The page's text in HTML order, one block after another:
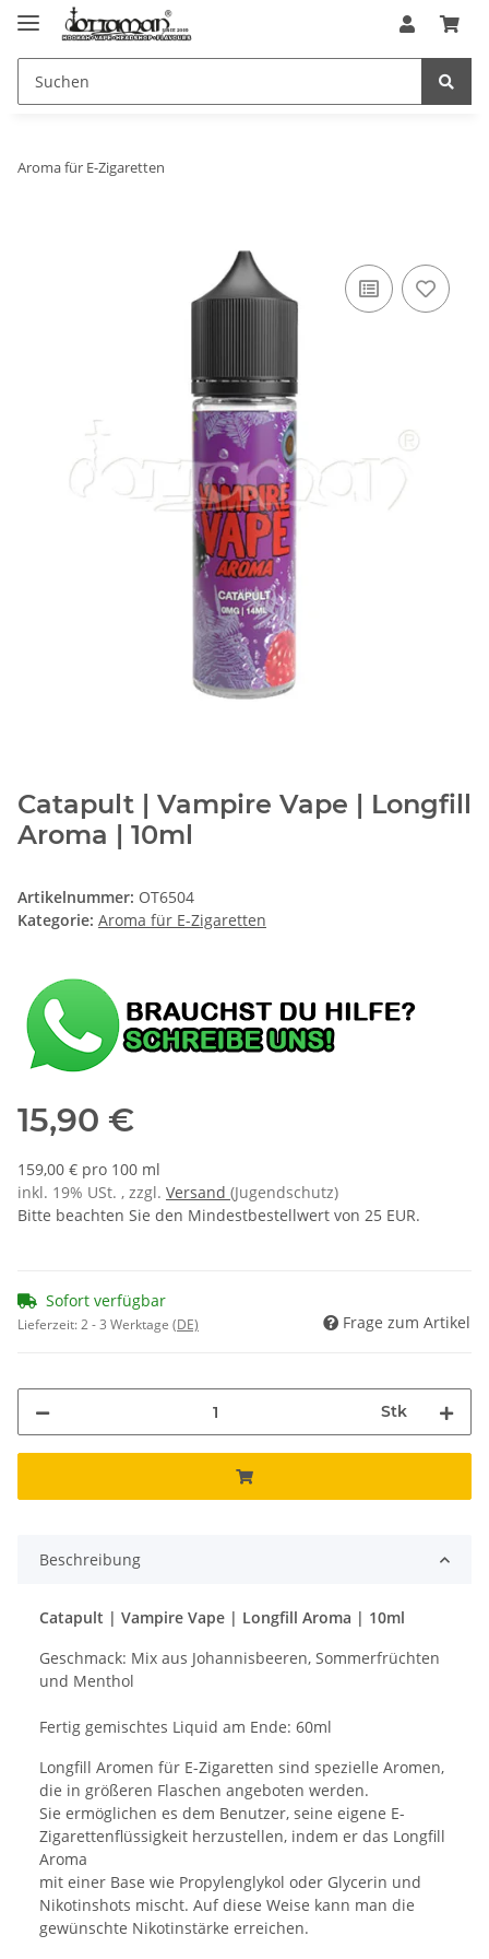
Aroma für E-Zigaretten
Catapult | Vampire Vape | Longfill
Aroma | 10ml
Artikelnummer: OT6504
Kategorie: Aroma für E-Zigaretten
15,90 €
159,00 € pro 100 ml
inkl. 19% USt. , zzgl. Versand (Jugendschutz)
Bitte beachten Sie den Mindestbestellwert von 25 EUR.
Sofort verfügbar
Lieferzeit:2 - 3 Werktage (DE) Frage zum Artikel
Stk
Beschreibung
Catapult | Vampire Vape | Longfill Aroma | 10ml
Geschmack: Mix aus Johannisbeeren, Sommerfrüchten
und Menthol
Fertig gemischtes Liquid am Ende: 60ml
Longfill Aromen für E-Zigaretten sind spezielle Aromen,
die in größeren Flaschen angeboten werden.
Sie ermöglichen es dem Benutzer, seine eigene E-
Zigarettenflüssigkeit herzustellen, indem er das Longfill
Aroma
mit einer Base wie Propylenglykol oder Glycerin und
Nikotinshots mischt. Auf diese Weise kann man die
gewünschte Nikotinstärke erreichen.